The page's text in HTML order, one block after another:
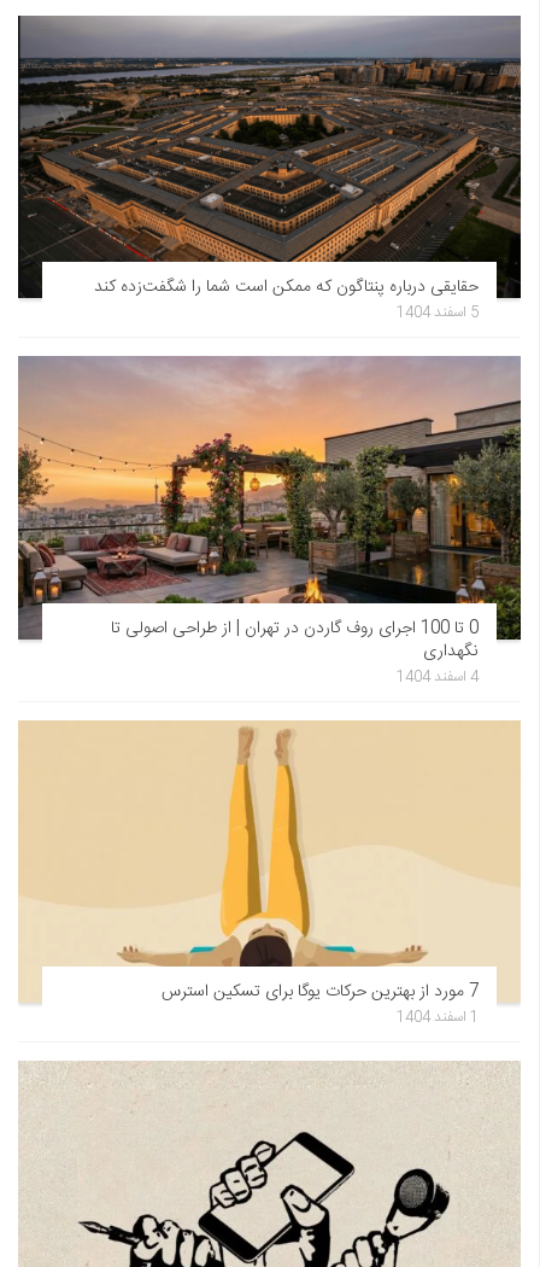
حقایقی درباره پنتاگون که ممکن است شما را شگفت‌زده کند
5 اسفند 1404
0 تا 100 اجرای روف گاردن در تهران | از طراحی اصولی تا
نگهداری
4 اسفند 1404
7 مورد از بهترین حرکات یوگا برای تسکین استرس
1 اسفند 1404